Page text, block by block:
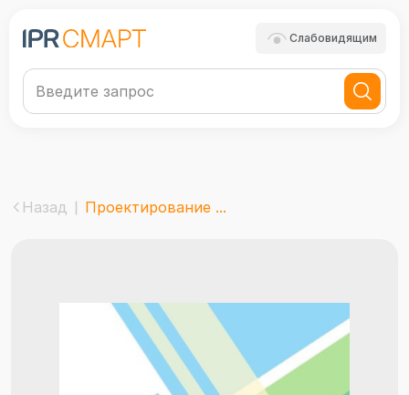
Слабовидящим
Назад Проектирование ...